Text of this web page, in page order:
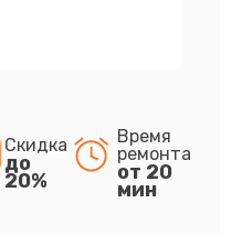
Скидка
до
20%
Время
ремонта
от 20
мин